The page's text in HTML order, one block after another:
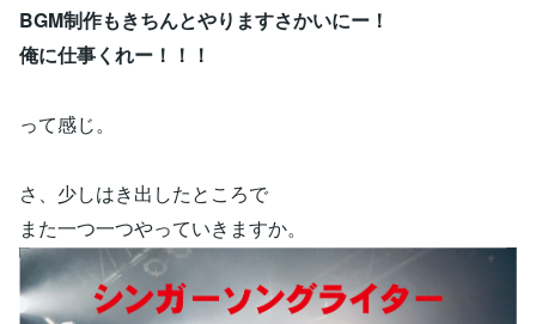
BGM制作もきちんとやりますさかいにー！
俺に仕事くれー！！！
って感じ。
さ、少しはき出したところで
また一つ一つやっていきますか。